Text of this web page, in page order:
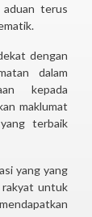
aduan terus
dengan
dalam
kepada
maklumat
terbaik
yang yang
rakyat untuk